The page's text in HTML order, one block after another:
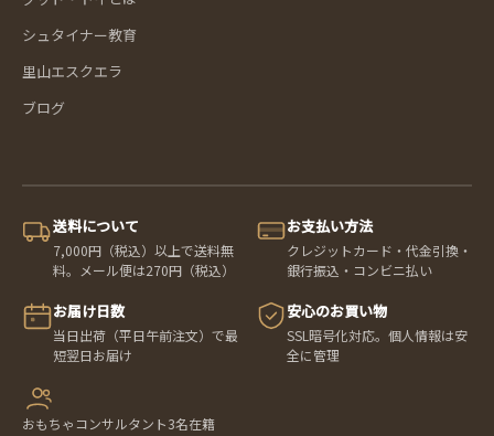
シュタイナー教育
里山エスクエラ
ブログ
送料について
7,000円（税込）以上で送料無
料。メール便は270円（税込）
お支払い方法
クレジットカード・代金引換・
銀行振込・コンビニ払い
お届け日数
当日出荷（平日午前注文）で最
短翌日お届け
安心のお買い物
SSL暗号化対応。個人情報は安
全に管理
おもちゃコンサルタント3名在籍